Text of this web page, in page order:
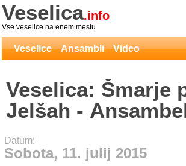
Veselica.info
Vse veselice na enem mestu
Veselice Ansambli Video
Veselica: Šmarje
Jelšah -
Pogum
Datum:
Sobota, 11. julij 2015